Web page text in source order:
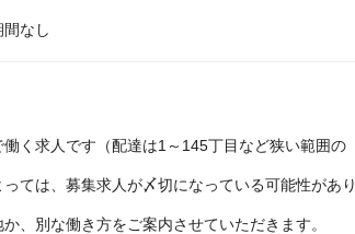
間なし
く求人です（配達は1～145丁目など狭い範囲の
ては、募集求人が〆切になっている可能性があり
、別な働き方をご案内させていただきます。